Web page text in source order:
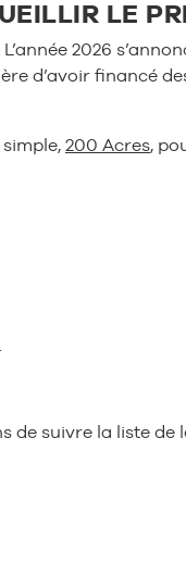
LE
2026
d’avoir financé
200 Acres,
de suivre la liste